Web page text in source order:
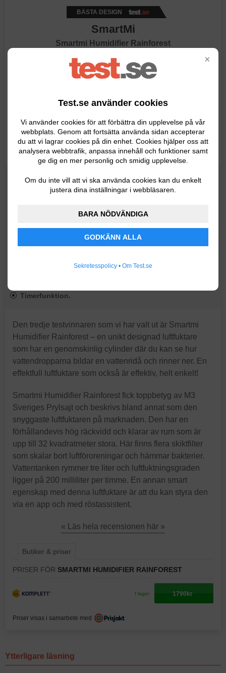
×
Test.se använder cookies
Vi använder cookies för att förbättra din upplevelse på vår
webbplats. Genom att fortsätta använda sidan accepterar
du att vi lagrar cookies på din enhet. Cookies hjälper oss att
analysera webbtrafik, anpassa innehåll och funktioner samt
ge dig en mer personlig och smidig upplevelse.
Om du inte vill att vi ska använda cookies kan du enkelt
justera dina inställningar i webbläsaren.
BARA NÖDVÄNDIGA
GODKÄNN ALLA
Sekretesspolicy • Om Test.se
BÄSTA DESIGN
SmartMi
Smartmi Humidifier Rainforest
4,5/5 hos M3 Sveriges Prylsajt 2025.
Bra betyg hos Netonnet 2026.
Volym på vattentanken: 3 liter.
Befuktningsgrad: 200 ml/timme.
Timerfunktion.
Den tredje testvinnaren som vi har valt ut är Smartmi
Humidifier Rainforest – en unikt designad luftfuktare
som har en genomskinlig cylinder där du kan se hur
vattendropparna bildar en vattenridå och rinner ner. En
effektfull luftfuktare som också är effektiv, helt enkelt!
Smartmi Humidifier Rainforest fick toppbetyg av M3
Sveriges Prylsajt och beskrivs bland annat som den
snyggaste luftfuktaren på marknaden. Den har en
förhållandevis hög räckvidd och klarar av rum som är
upp till 32 kvadratmeter stora. Här finns flera skiktfilter
som skalar bort luftföroreningar och hämmar bakterier.
Vattentanken rymmer tre liter och luftfuktningsgraden
ligger på 200 milliliter per timme. En annan smart
egenskap med denna luftfuktare är att du kan styra den
via en app och med röstassistent.
« Läs hela recensionen här »
Butiker & priser
PRISER FÖR SMARTMI HUMIDIFIER RAINFOREST
I lager 1790kr
Priser visas i samarbete med
Ytterligare läsning